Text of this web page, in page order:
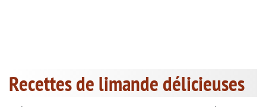
Recettes de limande délicieuses